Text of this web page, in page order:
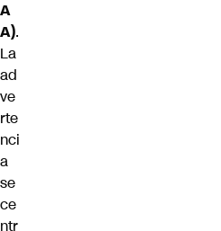
A
A).
La
ad
ve
rte
nci
a
se
ce
ntr